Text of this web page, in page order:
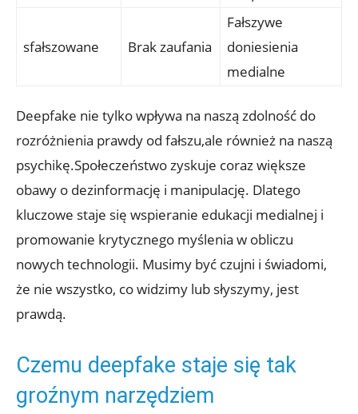
sfałszowane Brak zaufania
Fałszywe
doniesienia
medialne
Deepfake nie tylko wpływa ​na naszą zdolność do
rozróżnienia prawdy od fałszu,ale ⁣również‍ na naszą
psychikę.Społeczeństwo zyskuje coraz większe
obawy o ‍dezinformację i manipulację. Dlatego
kluczowe staje się wspieranie edukacji medialnej​ i ​
promowanie krytycznego myślenia w⁢ obliczu
nowych technologii. Musimy być czujni i świadomi,
że nie wszystko, co widzimy lub słyszymy, jest
⁢prawdą.
Czemu ‍deepfake staje się tak
groźnym narzędziem